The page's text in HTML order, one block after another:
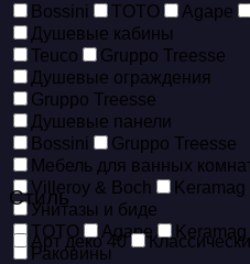
Bossini
TOTO Agape
Душевые кабины
Teuco
Gruppo Treesse
Душевые ограждения
Gruppo Treesse
Душевые панели
Bossini
Gruppo Treesse
Мебель для ванных
Villeroy & Boch
Keramag
Унитазы и биде
TOTO
Agape Keramag
Раковины
Стиль
Арт деко40